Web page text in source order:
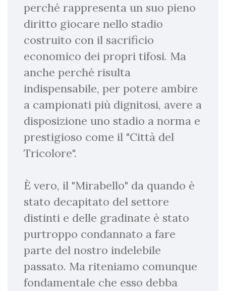
perché rappresenta un suo pieno
diritto giocare nello stadio
costruito con il sacrificio
economico dei propri tifosi. Ma
anche perché risulta
indispensabile, per potere ambire
a campionati più dignitosi, avere a
disposizione uno stadio a norma e
prestigioso come il "Città del
Tricolore".
È vero, il "Mirabello" da quando è
stato decapitato del settore
distinti e delle gradinate è stato
purtroppo condannato a fare
parte del nostro indelebile
passato. Ma riteniamo comunque
fondamentale che esso debba